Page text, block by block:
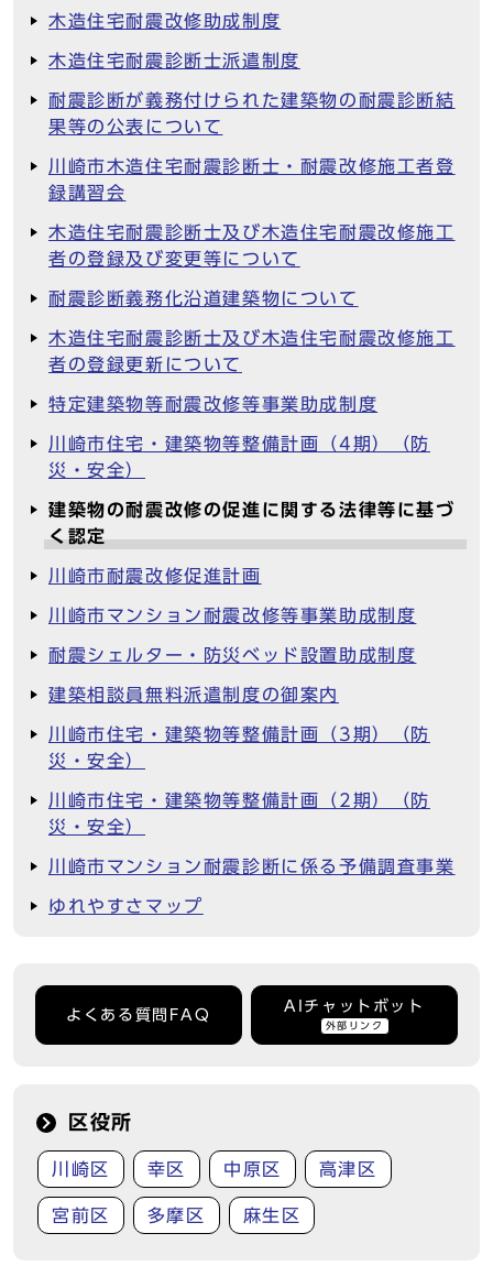
木造住宅耐震改修助成制度
木造住宅耐震診断士派遣制度
耐震診断が義務付けられた建築物の耐震診断結
果等の公表について
川崎市木造住宅耐震診断士・耐震改修施工者登
録講習会
木造住宅耐震診断士及び木造住宅耐震改修施工
者の登録及び変更等について
耐震診断義務化沿道建築物について
木造住宅耐震診断士及び木造住宅耐震改修施工
者の登録更新について
特定建築物等耐震改修等事業助成制度
川崎市住宅・建築物等整備計画（4期）（防
災・安全）
建築物の耐震改修の促進に関する法律等に基づ
く認定
川崎市耐震改修促進計画
川崎市マンション耐震改修等事業助成制度
耐震シェルター・防災ベッド設置助成制度
建築相談員無料派遣制度の御案内
川崎市住宅・建築物等整備計画（3期）（防
災・安全）
川崎市住宅・建築物等整備計画（2期）（防
災・安全）
川崎市マンション耐震診断に係る予備調査事業
ゆれやすさマップ
よくある質問FAQ
AIチャットボット
外部リンク
区役所
川崎区 幸区 中原区 高津区
宮前区 多摩区 麻生区